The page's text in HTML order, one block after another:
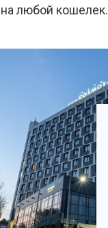
любой кошелек.